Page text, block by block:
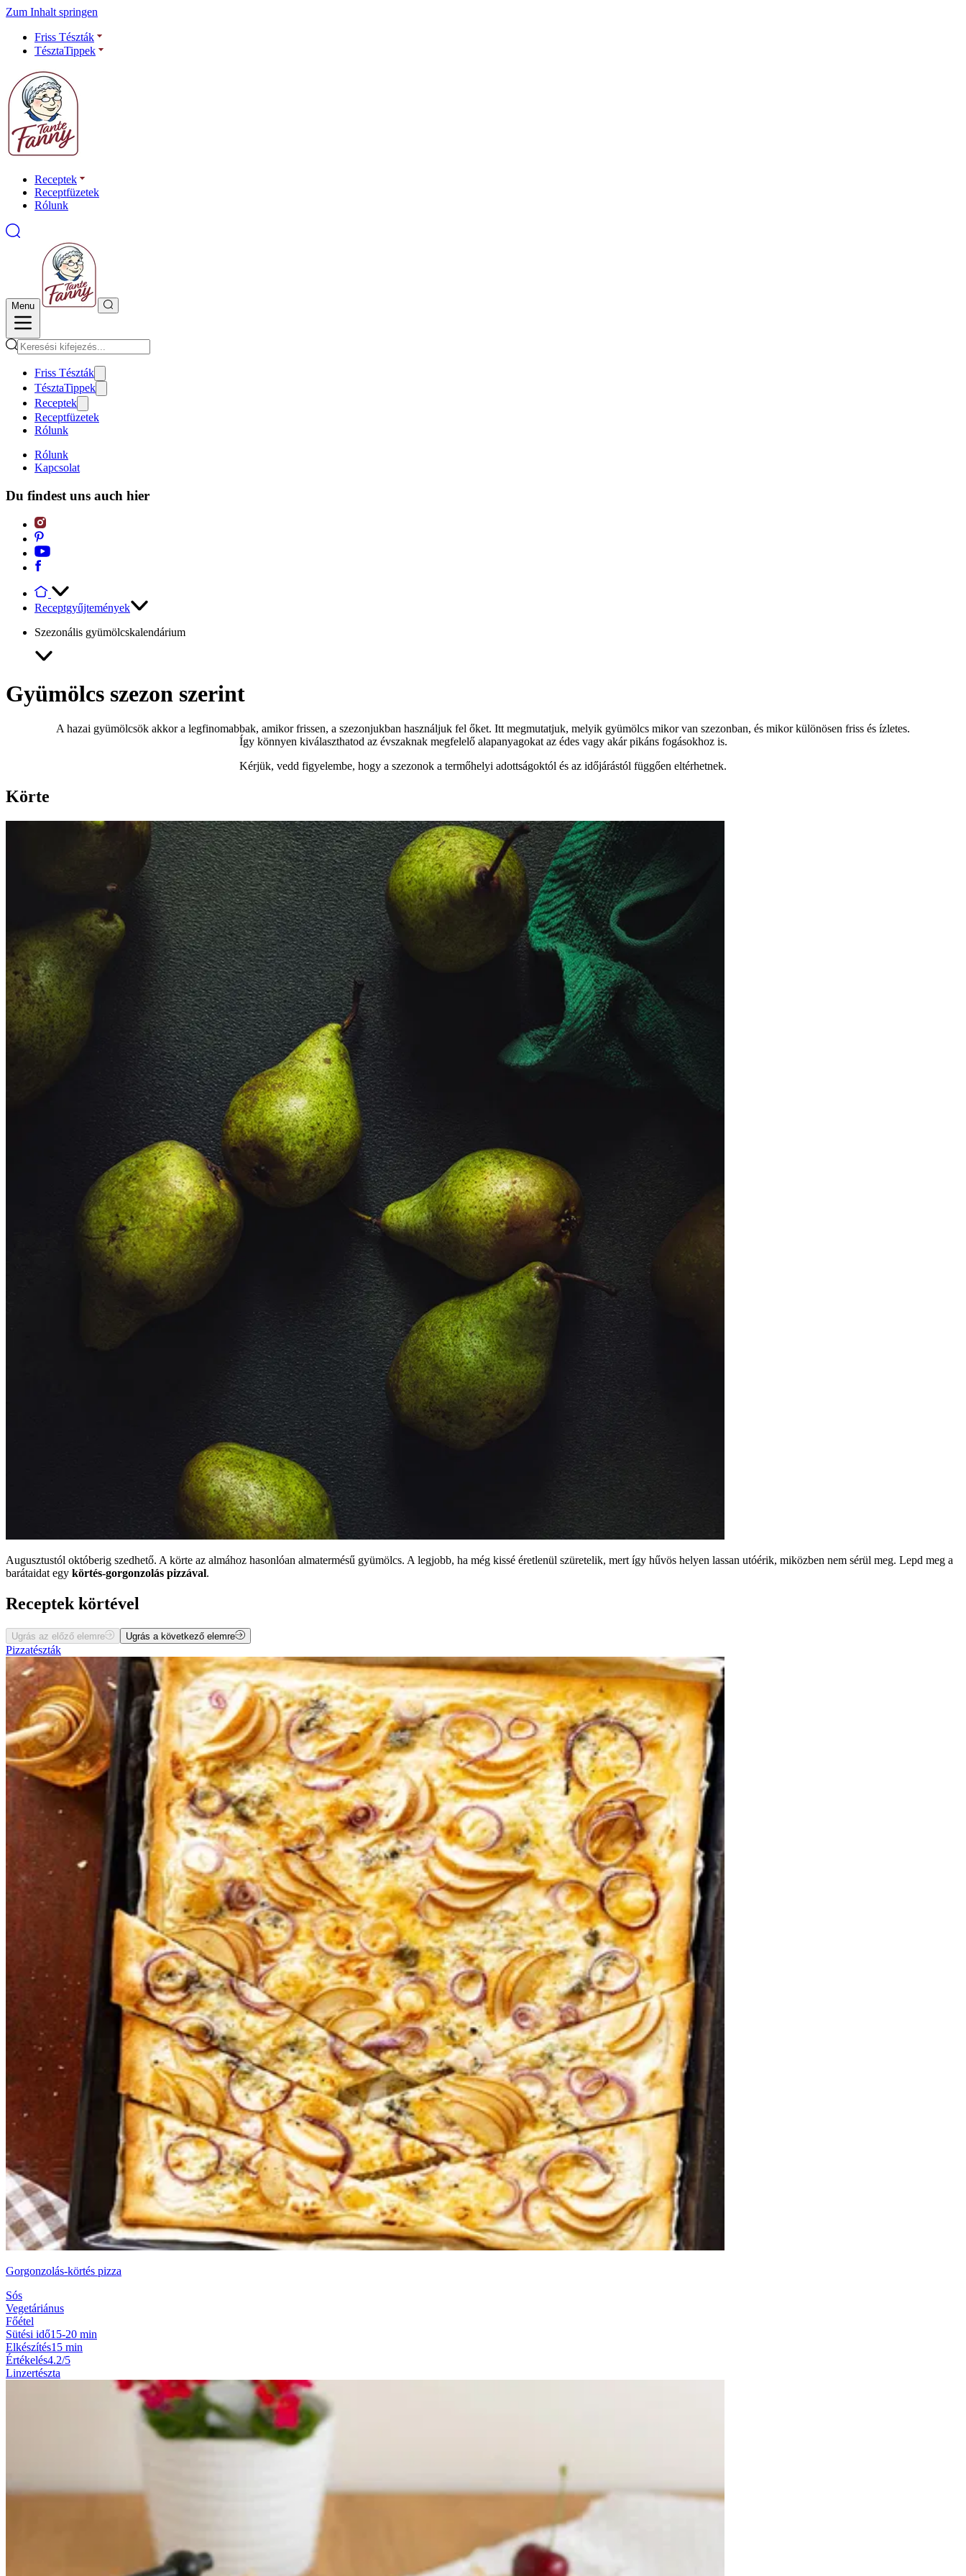
Zum Inhalt springen
Friss Tészták
TésztaTippek
Receptek
Receptfüzetek
Rólunk
Menu
Friss Tészták
TésztaTippek
Receptek
Receptfüzetek
Rólunk
Rólunk
Kapcsolat
Du findest uns auch hier
Receptgyűjtemények
Szezonális gyümölcskalendárium
Gyümölcs szezon szerint
A hazai gyümölcsök akkor a legfinomabbak, amikor frissen, a szezonjukban használjuk fel őket. Itt megmutatjuk, melyik gyümölcs mikor van szezonban, és mikor különösen friss és ízletes.
Így könnyen kiválaszthatod az évszaknak megfelelő alapanyagokat az édes vagy akár pikáns fogásokhoz is.
Kérjük, vedd figyelembe, hogy a szezonok a termőhelyi adottságoktól és az időjárástól függően eltérhetnek.
Körte
Augusztustól októberig szedhető. A körte az almához hasonlóan almatermésű gyümölcs. A legjobb, ha még kissé éretlenül szüretelik, mert így hűvös helyen lassan utóérik, miközben nem sérül meg. Lepd meg a
barátaidat egy körtés-gorgonzolás pizzával.
Receptek körtével
Ugrás az előző elemre Ugrás a következő elemre
Pizzatészták
Gorgonzolás-körtés pizza
Sós
Vegetáriánus
Főétel
Sütési idő15-20 min
Elkészítés15 min
Értékelés4.2/5
Linzertészta